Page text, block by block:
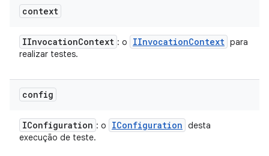
context
IInvocationContext : o IInvocationContext para
realizar testes.
config
IConfiguration : o IConfiguration desta
execução de teste.